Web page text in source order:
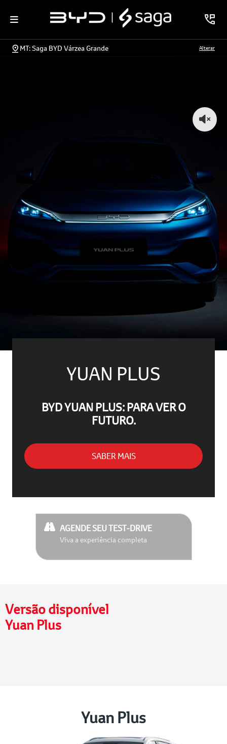
MT: Saga BYD Várzea Grande Alterar
YUAN PLUS
BYD YUAN PLUS: PARA VER O
FUTURO.
SABER MAIS
AGENDE SEU TEST-DRIVE
Viva a experiência completa
Versão disponível
Yuan Plus
Yuan Plus